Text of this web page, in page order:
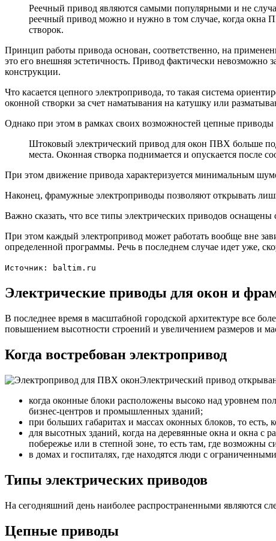
Реечный привод являются самыми популярными и не
реечный привод можно и нужно в том случае, когда окна
створок.
Принцип работы привода основан, соответственно, на
это его внешняя эстетичность. Привод фактически
конструкции.
Что касается цепного электропривода, то такая система
оконной створки за счет наматывания на катушку или
Однако при этом в рамках своих возможностей цепные
Штоковый электрический привод для окон ПВХ больше
места. Оконная створка поднимается и опускается после
При этом движение привода характеризуется минимальным
Наконец, фрамужные электроприводы позволяют открывать
Важно сказать, что все типы электрических приводов
При этом каждый электропривод может работать вообще вне
определенной программы. Речь в последнем случае идет уже,
Источник: baltim.ru
Электрические приводы для окон и
В последнее время в масштабной городской архитектуре все
повышением высотности строений и увеличением размеров и
Когда востребован электропривод
Электрический привод
когда оконные блоки расположены высоко над уровнем
бизнес-центров и промышленных зданий;
при больших габаритах и массах оконных блоков, то есть,
для высотных зданий, когда на деревянные окна и окна с
побережье или в степной зоне, то есть там, где возможны
в домах и госпиталях, где находятся люди с
Типы электрических приводов
На сегодняшний день наиболее распространенными являются
Цепные приводы